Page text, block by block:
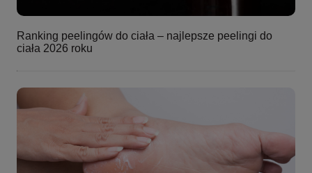
Ranking peelingów do ciała – najlepsze peelingi do
ciała 2026 roku